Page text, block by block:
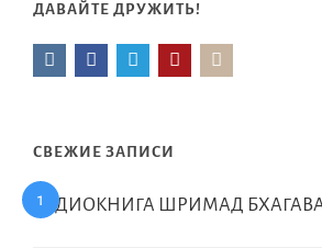
ДАВАЙТЕ ДРУЖИТЬ!
СВЕЖИЕ ЗАПИСИ
АУДИОКНИГА ШРИМАД